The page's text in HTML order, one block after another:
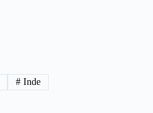
# Inde